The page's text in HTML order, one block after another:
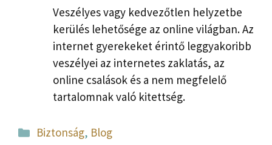
Veszélyes vagy kedvezőtlen helyzetbe
kerülés lehetősége az online világban. Az
internet gyerekeket érintő leggyakoribb
veszélyei az internetes zaklatás, az
online csalások és a nem megfelelő
tartalomnak való kitettség.
Kategória
Biztonság, Blog